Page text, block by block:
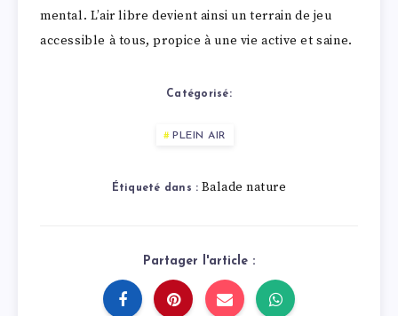
mental. L’air libre devient ainsi un terrain de jeu
accessible à tous, propice à une vie active et saine.
Catégorisé:
PLEIN AIR
Étiqueté dans : Balade nature
Partager l'article :